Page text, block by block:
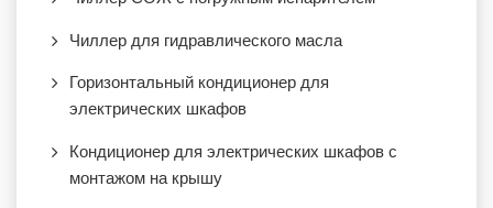
Чиллер для гидравлического масла
Горизонтальный кондиционер для
электрических шкафов
Кондиционер для электрических шкафов с
монтажом на крышу